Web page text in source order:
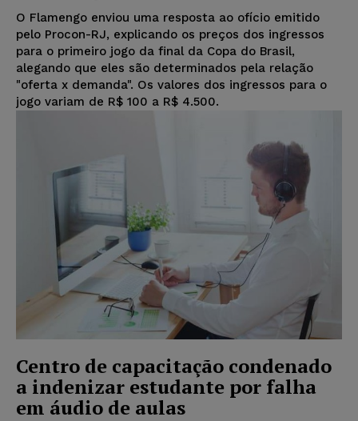
O Flamengo enviou uma resposta ao ofício emitido
pelo Procon-RJ, explicando os preços dos ingressos
para o primeiro jogo da final da Copa do Brasil,
alegando que eles são determinados pela relação
"oferta x demanda". Os valores dos ingressos para o
jogo variam de R$ 100 a R$ 4.500.
Centro de capacitação condenado
a indenizar estudante por falha
em áudio de aulas